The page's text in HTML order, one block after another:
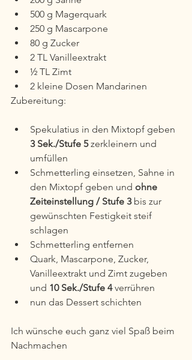
500 g Magerquark
250 g Mascarpone
80 g Zucker
2 TL Vanilleextrakt
½ TL Zimt
2 kleine Dosen Mandarinen
Zubereitung:
Spekulatius in den Mixtopf geben
3 Sek./Stufe 5 zerkleinern und
umfüllen
Schmetterling einsetzen, Sahne in
den Mixtopf geben und ohne
Zeiteinstellung / Stufe 3 bis zur
gewünschten Festigkeit steif
schlagen
Schmetterling entfernen
Quark, Mascarpone, Zucker,
Vanilleextrakt und Zimt zugeben
und 10 Sek./Stufe 4 verrühren
nun das Dessert schichten
Ich wünsche euch ganz viel Spaß beim
Nachmachen